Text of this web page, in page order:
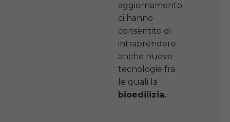
aggiornamento
ci hanno
consentito di
intraprendere
anche nuove
tecnologie fra
le quali la
bioedilizia.